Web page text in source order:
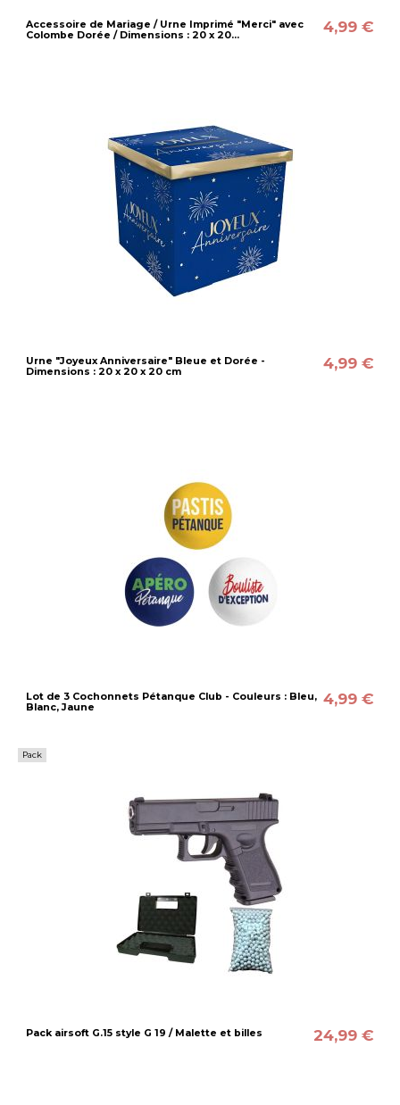
Accessoire de Mariage / Urne Imprimé "Merci" avec
Colombe Dorée / Dimensions : 20 x 20...
4,99 €
Urne "Joyeux Anniversaire" Bleue et Dorée -
Dimensions : 20 x 20 x 20 cm
4,99 €
Lot de 3 Cochonnets Pétanque Club - Couleurs : Bleu,
Blanc, Jaune
4,99 €
Pack
Pack airsoft G.15 style G 19 / Malette et billes 24,99 €